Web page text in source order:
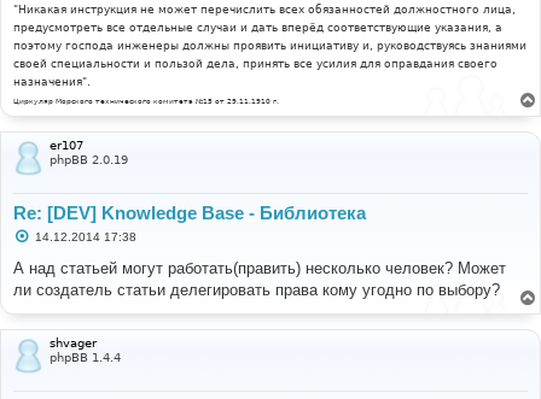
"Никакая инструкция не может перечислить всех обязанностей должностного лица,
предусмотреть все отдельные случаи и дать вперёд соответствующие указания, а
поэтому господа инженеры должны проявить инициативу и, руководствуясь знаниями
своей специальности и пользой дела, принять все усилия для оправдания своего
назначения".
Циркуляр Морского технического комитета №15 от 29.11.1910 г.
er107
phpBB 2.0.19
Re: [DEV] Knowledge Base - Библиотека
С
о
б
щ
и
е
14.12.2014 17:38
А над статьей могут работать(править) несколько человек? Может
ли создатель статьи делегировать права кому угодно по выбору?
shvager
phpBB 1.4.4